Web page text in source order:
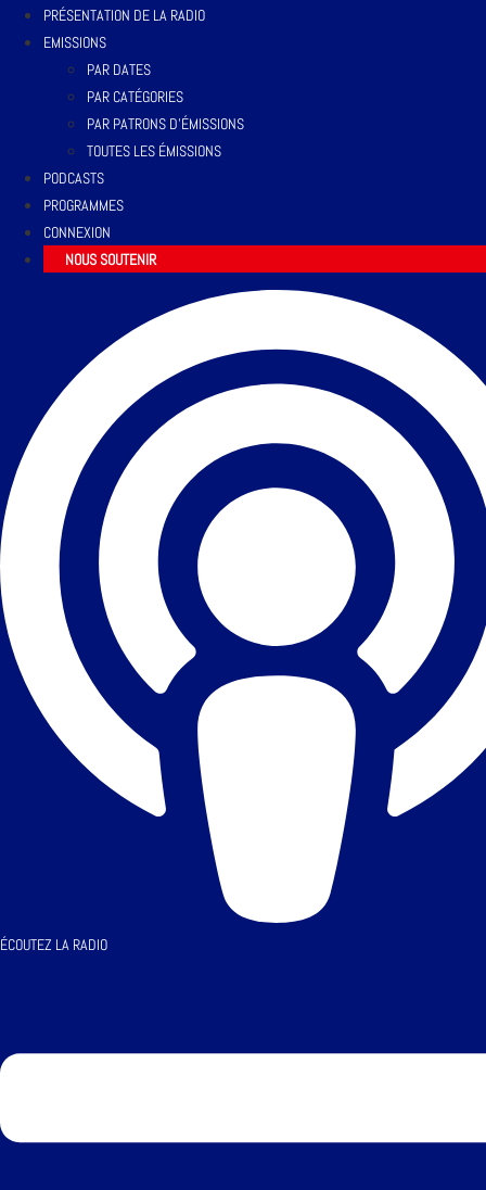
PRÉSENTATION DE LA RADIO
EMISSIONS
PAR DATES
PAR CATÉGORIES
PAR PATRONS D’ÉMISSIONS
TOUTES LES ÉMISSIONS
PODCASTS
PROGRAMMES
CONNEXION
NOUS SOUTENIR
ÉCOUTEZ LA RADIO